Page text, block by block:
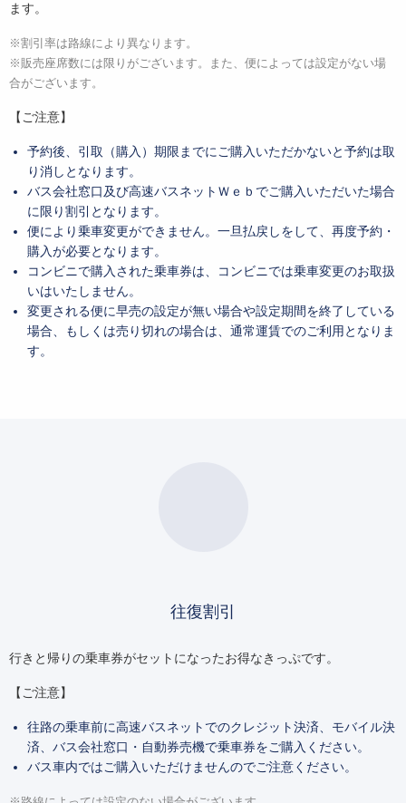
ます。
※割引率は路線により異なります。
※販売座席数には限りがございます。また、便によっては設定がない場
合がございます。
【ご注意】
予約後、引取（購入）期限までにご購入いただかないと予約は取
り消しとなります。
バス会社窓口及び高速バスネットＷｅｂでご購入いただいた場合
に限り割引となります。
便により乗車変更ができません。一旦払戻しをして、再度予約・
購入が必要となります。
コンビニで購入された乗車券は、コンビニでは乗車変更のお取扱
いはいたしません。
変更される便に早売の設定が無い場合や設定期間を終了している
場合、もしくは売り切れの場合は、通常運賃でのご利用となりま
す。
往復割引
行きと帰りの乗車券がセットになったお得なきっぷです。
【ご注意】
往路の乗車前に高速バスネットでのクレジット決済、モバイル決
済、バス会社窓口・自動券売機で乗車券をご購入ください。
バス車内ではご購入いただけませんのでご注意ください。